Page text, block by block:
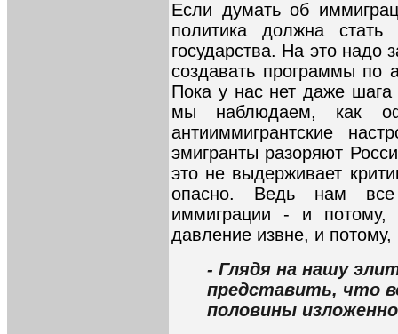
Если думать об
политика должна стать
государства. На это надо
создавать программы по
Пока у нас нет даже
мы наблюдаем, как
антииммигрантские
эмигранты разоряют
это не выдерживает
опасно. Ведь нам все
иммиграции - и потому,
давление извне, и
- Глядя на нашу
представить, что
половины